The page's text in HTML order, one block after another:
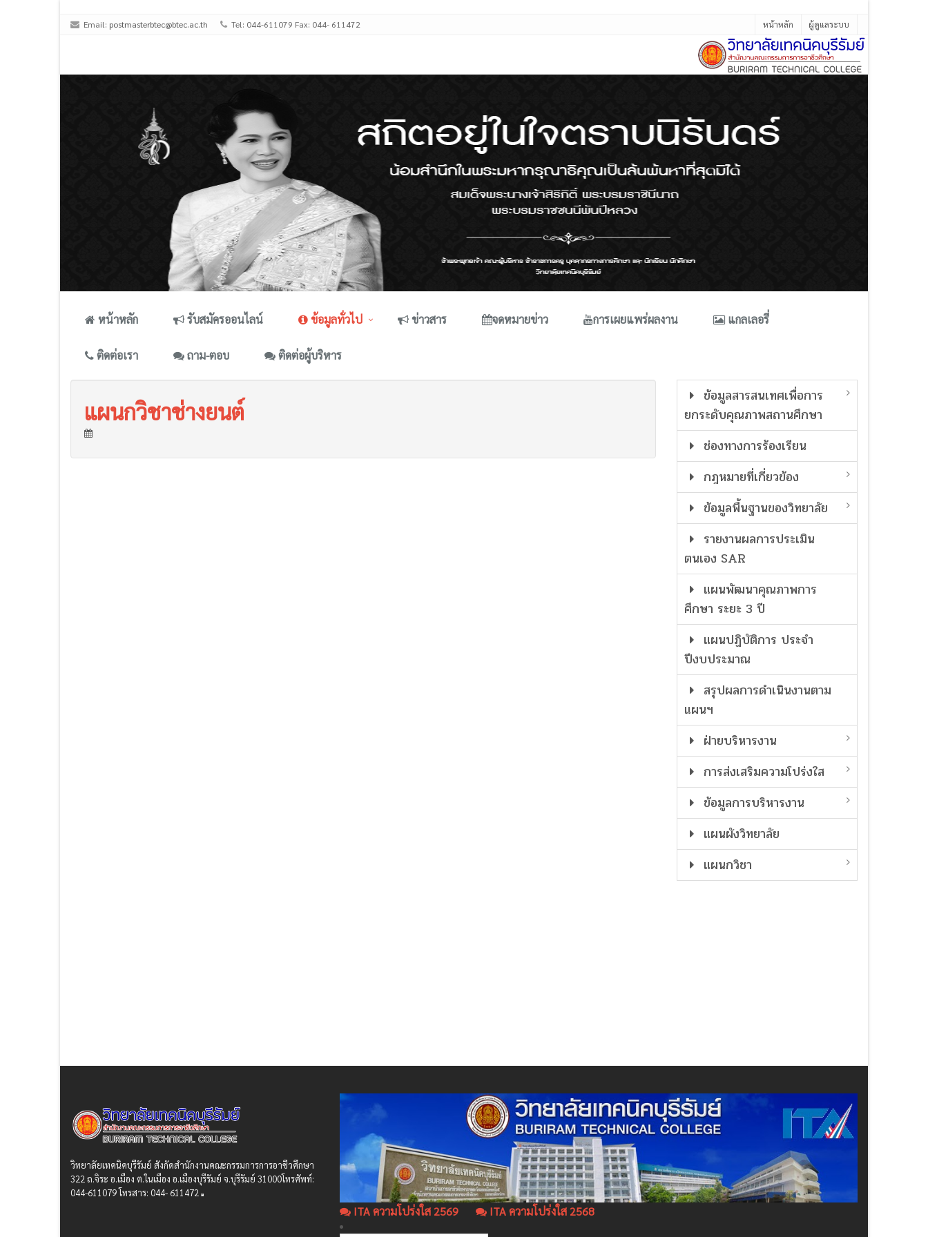
Email: postmasterbtec@btec.ac.th Tel: 044-611079 Fax: 044- 611472 หน้าหลัก ผู้ดูแลระบบ
หน้าหลัก รับสมัครออนไลน์ ข้อมูลทั่วไป ข่าวสาร จดหมายข่าว การเผยแพร่ผลงาน แกลเลอรี่
ติดต่อเรา ถาม-ตอบ ติดต่อผู้บริหาร
แผนกวิชาช่างยนต์
ข้อมูลสารสนเทศเพื่อการ
ยกระดับคุณภาพสถานศึกษา
ช่องทางการร้องเรียน
กฎหมายที่เกี่ยวข้อง
ข้อมูลพื้นฐานของวิทยาลัย
รายงานผลการประเมิน
ตนเอง SAR
แผนพัฒนาคุณภาพการ
ศึกษา ระยะ 3 ปี
แผนปฏิบัติการ ประจำ
ปีงบประมาณ
สรุปผลการดำเนินงานตาม
แผนฯ
ฝ่ายบริหารงาน
การส่งเสริมความโปร่งใส
ข้อมูลการบริหารงาน
แผนผังวิทยาลัย
แผนกวิชา
วิทยาลัยเทคนิคบุรีรัมย์ สังกัดสํานักงานคณะกรรมการการอาชีวศึกษา
322 ถ.จิระ อ.เมือง ต.ในเมือง อ.เมืองบุรีรัมย์ จ.บุรีรัมย์ 31000โทรศัพท์:
044-611079 โทรสาร: 044- 611472
ITA ความโปร่งใส 2569 ITA ความโปร่งใส 2568